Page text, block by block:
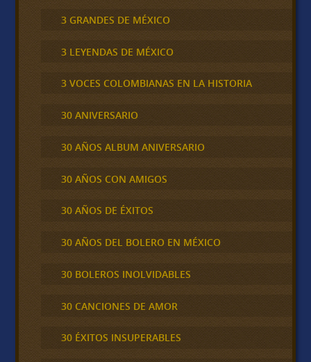
3 GRANDES DE MÉXICO
3 LEYENDAS DE MÉXICO
3 VOCES COLOMBIANAS EN LA HISTORIA
30 ANIVERSARIO
30 AÑOS ALBUM ANIVERSARIO
30 AÑOS CON AMIGOS
30 AÑOS DE ÉXITOS
30 AÑOS DEL BOLERO EN MÉXICO
30 BOLEROS INOLVIDABLES
30 CANCIONES DE AMOR
30 ÉXITOS INSUPERABLES